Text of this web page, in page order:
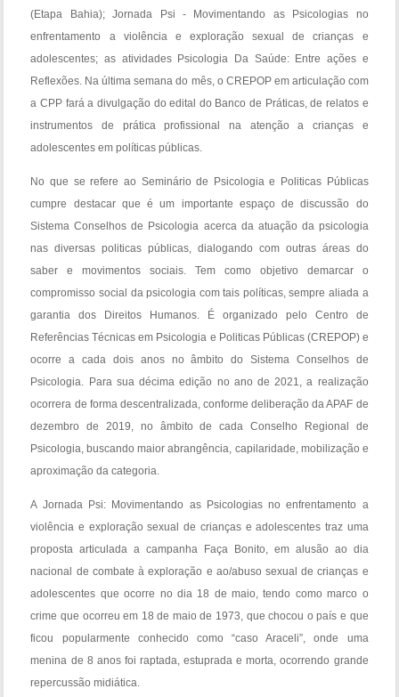
(Etapa Bahia); Jornada Psi - Movimentando as Psicologias no
enfrentamento a violência e exploração sexual de crianças e
adolescentes; as atividades Psicologia Da Saúde: Entre ações e
Reflexões. Na última semana do mês, o CREPOP em articulação com
a CPP fará a divulgação do edital do Banco de Práticas, de relatos e
instrumentos de prática profissional na atenção a crianças e
adolescentes em políticas públicas.
No que se refere ao Seminário de Psicologia e Politicas Públicas
cumpre destacar que é um importante espaço de discussão do
Sistema Conselhos de Psicologia acerca da atuação da psicologia
nas diversas politicas públicas, dialogando com outras áreas do
saber e movimentos sociais. Tem como objetivo demarcar o
compromisso social da psicologia com tais políticas, sempre aliada a
garantia dos Direitos Humanos. É organizado pelo Centro de
Referências Técnicas em Psicologia e Politicas Públicas (CREPOP) e
ocorre a cada dois anos no âmbito do Sistema Conselhos de
Psicologia. Para sua décima edição no ano de 2021, a realização
ocorrera de forma descentralizada, conforme deliberação da APAF de
dezembro de 2019, no âmbito de cada Conselho Regional de
Psicologia, buscando maior abrangência, capilaridade, mobilização e
aproximação da categoria.
A Jornada Psi: Movimentando as Psicologias no enfrentamento a
violência e exploração sexual de crianças e adolescentes traz uma
proposta articulada a campanha Faça Bonito, em alusão ao dia
nacional de combate à exploração e ao/abuso sexual de crianças e
adolescentes que ocorre no dia 18 de maio, tendo como marco o
crime que ocorreu em 18 de maio de 1973, que chocou o país e que
ficou popularmente conhecido como “caso Araceli”, onde uma
menina de 8 anos foi raptada, estuprada e morta, ocorrendo grande
repercussão midiática.